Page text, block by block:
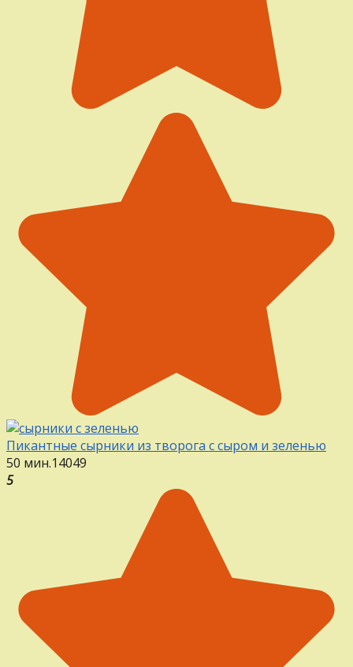
Пикантные сырники из творога с сыром и зеленью
50 мин.14049
5